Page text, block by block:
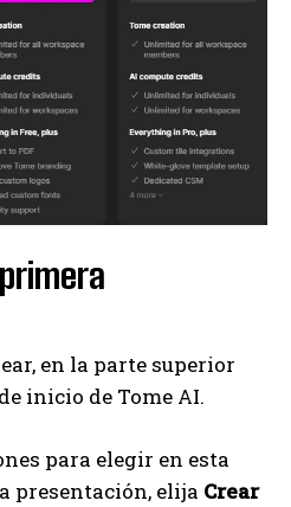
en la parte superior
inicio de Tome AI.
para elegir en esta
presentación, elija Crear